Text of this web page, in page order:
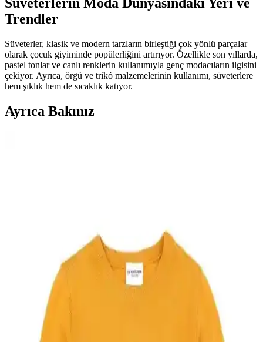
Trendler
Süveterler, klasik ve modern tarzların birleştiği çok yönlü parçalar
olarak çocuk giyiminde popülerliğini artırıyor. Özellikle son yıllarda,
pastel tonlar ve canlı renklerin kullanımıyla genç modacıların ilgisini
çekiyor. Ayrıca, örgü ve trikó malzemelerinin kullanımı, süveterlere
hem şıklık hem de sıcaklık katıyor.
Ayrıca Bakınız
Breeze Erkek Çocuk Uzun Kollu Pamuklu Tişört
Trend ve Konfor Bir Arada
Breeze erkek çocuk uzun kollu tişörtü, %100 pamuklu kumaşıyla
rahatlık ve şıklığı bir arada sunar. Türk bayrağı detaylarıyla
gençlerin tarzını yansıtır, mevsimlik kullanıma uygundur.
U.S. Polo Assn. Erkek Çocuk Mint Tişörtü: Şık ve
Konforlu Günlük Giyim Seçeneği